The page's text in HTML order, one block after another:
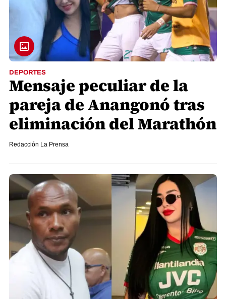
DEPORTES
Mensaje peculiar de la
pareja de Anangonó tras
eliminación del Marathón
Redacción La Prensa